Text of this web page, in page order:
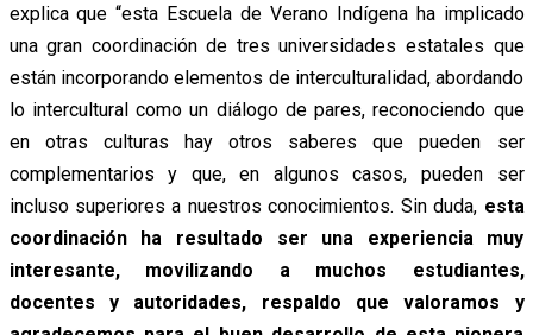
explica que “esta Escuela de Verano Indígena ha implicado
una gran coordinación de tres universidades estatales que
están incorporando elementos de interculturalidad, abordando
lo intercultural como un diálogo de pares, reconociendo que
en otras culturas hay otros saberes que pueden ser
complementarios y que, en algunos casos, pueden ser
incluso superiores a nuestros conocimientos. Sin duda, esta
coordinación ha resultado ser una experiencia muy
interesante, movilizando a muchos estudiantes,
docentes y autoridades, respaldo que valoramos y